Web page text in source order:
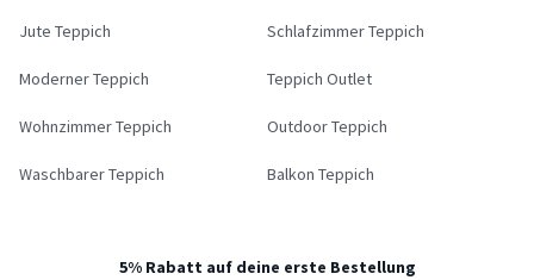
Jute Teppich Schlafzimmer Teppich
Moderner Teppich Teppich Outlet
Wohnzimmer Teppich Outdoor Teppich
Waschbarer Teppich Balkon Teppich
5% Rabatt auf deine erste Bestellung